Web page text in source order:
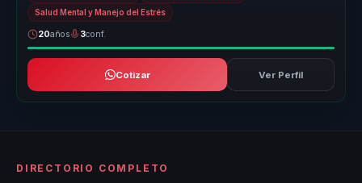
Salud Mental y Manejo del Estrés
20años 3conf.
Cotizar Ver Perfil
DIRECTORIO COMPLETO